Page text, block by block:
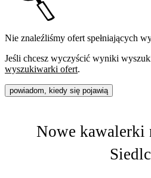
Nie znaleźliśmy ofert spełniających
Jeśli chcesz wyczyścić wyniki
wyszukiwarki ofert.
powiadom, kiedy się pojawią
Nowe kawalerki